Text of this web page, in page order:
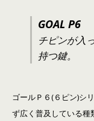
GOAL P6
チピンが入
持つ鍵。
ゴールＰ６(６ピン)シ
ず広く普及している種